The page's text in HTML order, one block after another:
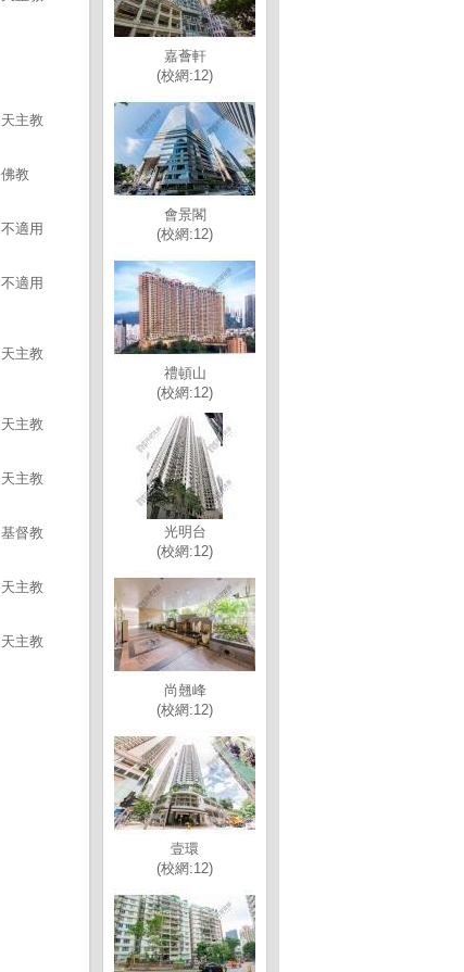
天主教
佛教
不適用
不適用
天主教
天主教
天主教
基督教
天主教
天主教
嘉薈軒
(校網:12)
會景閣
(校網:12)
禮頓山
(校網:12)
光明台
(校網:12)
尚翹峰
(校網:12)
壹環
(校網:12)